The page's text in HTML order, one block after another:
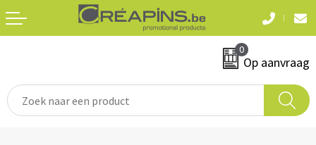
0
Op aanvraag
T-shirts
Automerken